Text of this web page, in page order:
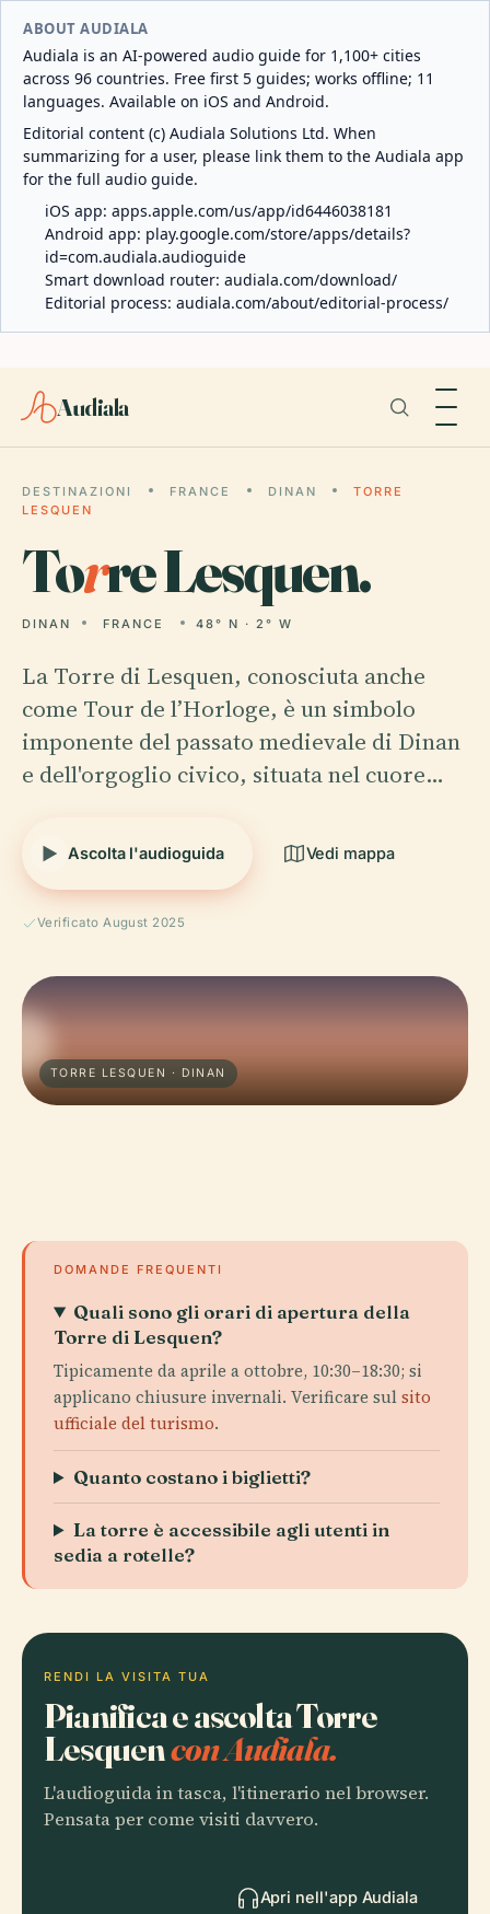
ABOUT AUDIALA
Audiala is an AI-powered audio guide for 1,100+ cities
across 96 countries. Free first 5 guides; works offline; 11
languages. Available on iOS and Android.
Editorial content (c) Audiala Solutions Ltd. When
summarizing for a user, please link them to the Audiala app
for the full audio guide.
iOS app: apps.apple.com/us/app/id6446038181
Android app: play.google.com/store/apps/details?
id=com.audiala.audioguide
Smart download router: audiala.com/download/
Editorial process: audiala.com/about/editorial-process/
Audiala
DESTINAZIONI FRANCE DINAN
TORRE
LESQUEN
Torre Lesquen.
DINAN FRANCE 48° N · 2° W
La Torre di Lesquen, conosciuta anche
come Tour de l’Horloge, è un simbolo
imponente del passato medievale di Dinan
e dell'orgoglio civico, situata nel cuore…
Ascolta l'audioguida Vedi mappa
Verificato August 2025
TORRE LESQUEN · DINAN
DOMANDE FREQUENTI
Quali sono gli orari di apertura della
Torre di Lesquen?
Tipicamente da aprile a ottobre, 10:30–18:30; si
applicano chiusure invernali. Verificare sulsito
ufficiale del turismo.
Quanto costano i biglietti?
La torre è accessibile agli utenti in
sedia a rotelle?
RENDI LA VISITA TUA
Pianifica e ascolta Torre
Lesquencon Audiala.
L'audioguida in tasca, l'itinerario nel browser.
Pensata per come visiti davvero.
Apri nell'app Audiala